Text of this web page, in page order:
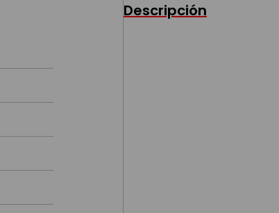
Descripción